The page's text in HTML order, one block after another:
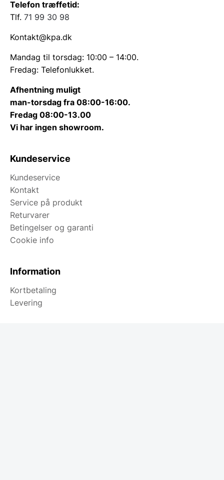
Telefon træffetid:
Tlf. 71 99 30 98
Kontakt@kpa.dk
Mandag til torsdag: 10:00 – 14:00.
Fredag: Telefonlukket.
Afhentning muligt
man-torsdag fra 08:00-16:00.
Fredag 08:00-13.00
Vi har ingen showroom.
Kundeservice
Kundeservice
Kontakt
Service på produkt
Returvarer
Betingelser og garanti
Cookie info
Information
Kortbetaling
Levering